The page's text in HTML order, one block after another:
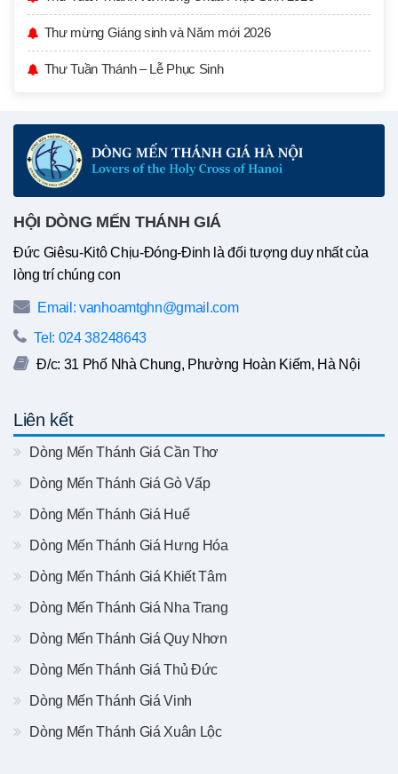
Thư mừng Giáng sinh và Năm mới 2026
Thư Tuần Thánh – Lễ Phục Sinh
HỘI DÒNG MẾN THÁNH GIÁ
Đức Giêsu-Kitô Chịu-Đóng-Đinh là đối tượng duy nhất của
lòng trí chúng con
Email: vanhoamtghn@gmail.com
Tel: 024 38248643
Đ/c: 31 Phố Nhà Chung, Phường Hoàn Kiếm, Hà Nội
Liên kết
Dòng Mến Thánh Giá Cần Thơ
Dòng Mến Thánh Giá Gò Vấp
Dòng Mến Thánh Giá Huế
Dòng Mến Thánh Giá Hưng Hóa
Dòng Mến Thánh Giá Khiết Tâm
Dòng Mến Thánh Giá Nha Trang
Dòng Mến Thánh Giá Quy Nhơn
Dòng Mến Thánh Giá Thủ Đức
Dòng Mến Thánh Giá Vinh
Dòng Mến Thánh Giá Xuân Lộc